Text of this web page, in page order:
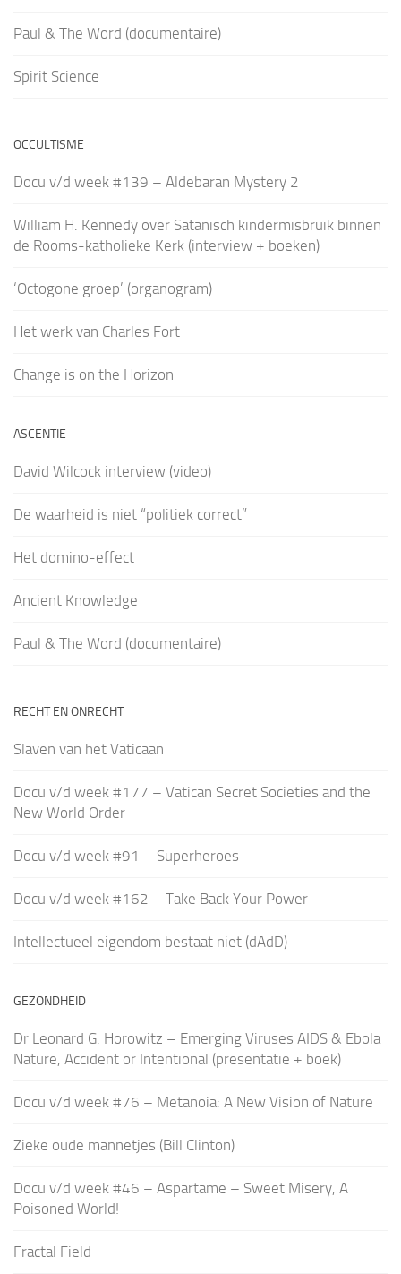
Paul & The Word (documentaire)
Spirit Science
OCCULTISME
Docu v/d week #139 – Aldebaran Mystery 2
William H. Kennedy over Satanisch kindermisbruik binnen
de Rooms-katholieke Kerk (interview + boeken)
‘Octogone groep’ (organogram)
Het werk van Charles Fort
Change is on the Horizon
ASCENTIE
David Wilcock interview (video)
De waarheid is niet “politiek correct”
Het domino-effect
Ancient Knowledge
Paul & The Word (documentaire)
RECHT EN ONRECHT
Slaven van het Vaticaan
Docu v/d week #177 – Vatican Secret Societies and the
New World Order
Docu v/d week #91 – Superheroes
Docu v/d week #162 – Take Back Your Power
Intellectueel eigendom bestaat niet (dAdD)
GEZONDHEID
Dr Leonard G. Horowitz – Emerging Viruses AIDS & Ebola
Nature, Accident or Intentional (presentatie + boek)
Docu v/d week #76 – Metanoia: A New Vision of Nature
Zieke oude mannetjes (Bill Clinton)
Docu v/d week #46 – Aspartame – Sweet Misery, A
Poisoned World!
Fractal Field